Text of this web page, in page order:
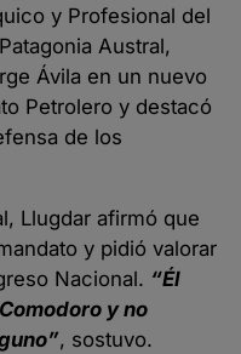
y Profesional del
Austral,
Ávila en un nuevo
Petrolero y destacó
de los
Llugdar afirmó que
y pidió valorar
Nacional. “Él
y no
, sostuvo.